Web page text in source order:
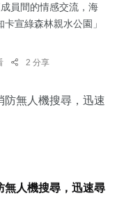
員間的情感交流，海
宣綠森林親水公園」
2 分享
無人機搜尋，迅速尋